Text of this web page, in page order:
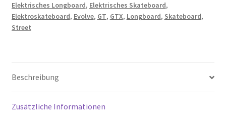
Elektrisches Longboard, Elektrisches Skateboard,
Elektroskateboard, Evolve, GT, GTX, Longboard, Skateboard,
Street
Beschreibung
Zusätzliche Informationen